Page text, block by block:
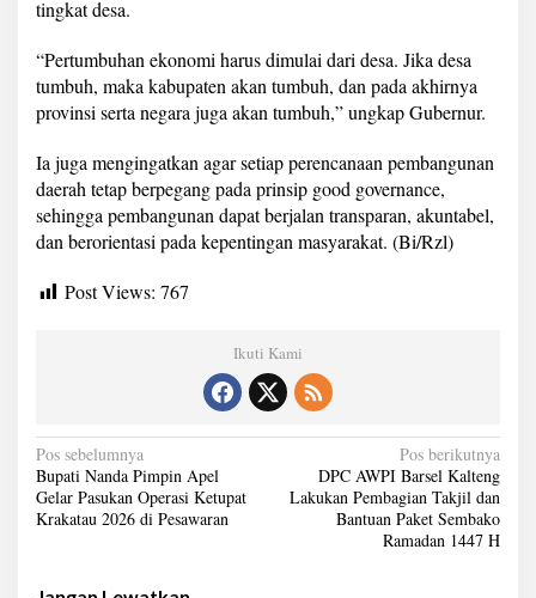
tingkat desa.
“Pertumbuhan ekonomi harus dimulai dari desa. Jika desa
tumbuh, maka kabupaten akan tumbuh, dan pada akhirnya
provinsi serta negara juga akan tumbuh,” ungkap Gubernur.
Ia juga mengingatkan agar setiap perencanaan pembangunan
daerah tetap berpegang pada prinsip good governance,
sehingga pembangunan dapat berjalan transparan, akuntabel,
dan berorientasi pada kepentingan masyarakat. (Bi/Rzl)
Post Views: 767
Ikuti Kami
N
a
v
Pos sebelumnya
Bupati Nanda Pimpin Apel
Gelar Pasukan Operasi Ketupat
Krakatau 2026 di Pesawaran
Pos berikutnya
DPC AWPI Barsel Kalteng
Lakukan Pembagian Takjil dan
Bantuan Paket Sembako
Ramadan 1447 H